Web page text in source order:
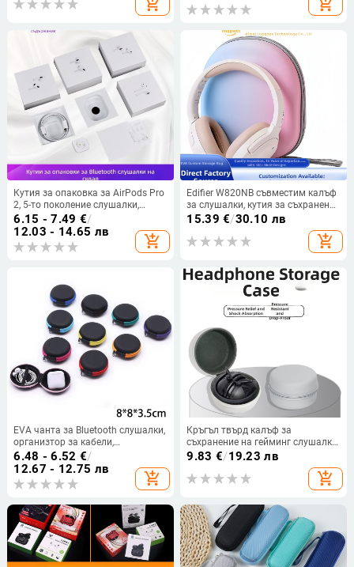
водоустойчив кейс за зарядниadd_shopping_cart
монетник със самозатварящ се
клипс
add_shopping_cart
Кутия за опаковка за AirPods Pro
2, 5-то поколение слушалки,
обновено издание от 3-то
поколение
6.15 - 7.49 €/
12.03 - 14.65 лв
add_shopping_cart
Edifier W820NB съвместим калъф
за слушалки, кутия за съхранение
за слушалки с обхват около
ушите, EVA, устойчив на натиск и
изпускане
15.39 €/30.10 лв
add_shopping_cart
EVA чанта за Bluetooth слушалки,
организтор за кабели,
удароустойчива
мултифункционална чанта
6.48 - 6.52 €/
12.67 - 12.75 лв
add_shopping_cart
Кръгъл твърд калъф за
съхранение на гейминг слушалки
за открито
9.83 €/19.23 лв
add_shopping_cart